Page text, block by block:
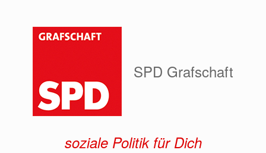
SPD Grafschaft
soziale Politik für Dich